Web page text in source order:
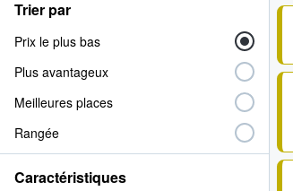
Trier par
Prix le plus bas
Plus avantageux
Meilleures places
Rangée
Caractéristiques